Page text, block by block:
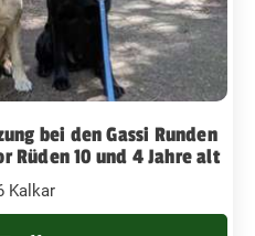
bei den Gassi Runden
Rüden 10 und 4 Jahre alt
Kalkar